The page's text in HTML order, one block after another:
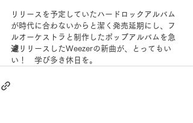
リリースを予定していたハードロックアルバム
が時代に合わないからと潔く発売延期にし、フ
ルオーケストラと制作したポップアルバムを急
遽リリースしたWeezerの新曲が、とってもい
い！　学び多き休日を。